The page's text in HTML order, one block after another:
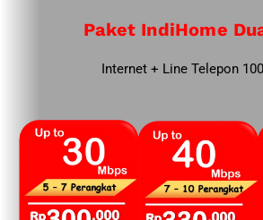
Paket IndiHome
Internet + Line Telepon